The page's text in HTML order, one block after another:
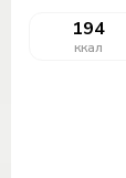
194
ккал